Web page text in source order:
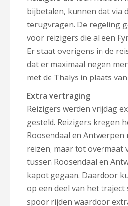
bijbetalen, kunnen dat via
terugvragen. De regeling
voor reizigers die al een
Er staat overigens in de
dat er maximaal negen
met de Thalys in plaats van
Extra vertraging
Reizigers werden vrijdag
gesteld. Reizigers kregen
Roosendaal en Antwerpen
reizen, maar tot overmaat
tussen Roosendaal en
kapot gegaan. Daardoor
op een deel van het traject
spoor rijden waardoor